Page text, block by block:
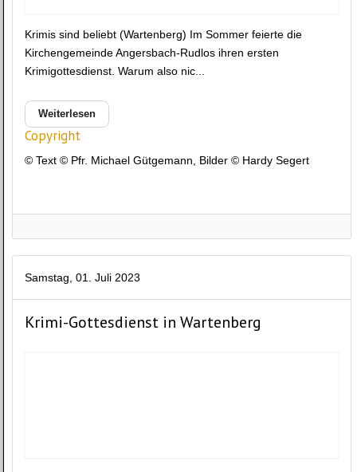
Krimis sind beliebt (Wartenberg) Im Sommer feierte die
Kirchengemeinde Angersbach-Rudlos ihren ersten
Krimigottesdienst. Warum also nic...
Weiterlesen
Copyright
© Text © Pfr. Michael Gütgemann, Bilder © Hardy Segert
Samstag, 01. Juli 2023
Krimi-Gottesdienst in Wartenberg